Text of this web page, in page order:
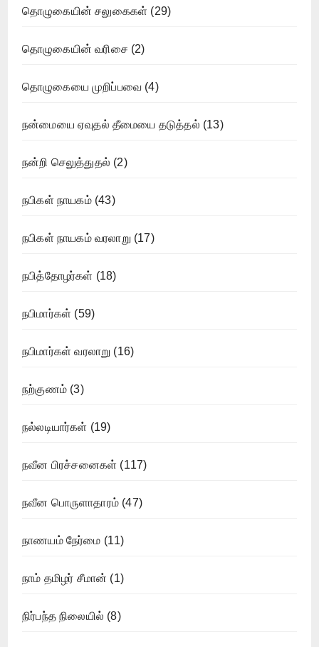
தொழுகையின் சலுகைகள் (29)
தொழுகையின் வரிசை (2)
தொழுகையை முறிப்பவை (4)
நன்மையை ஏவுதல் தீமையை தடுத்தல் (13)
நன்றி செலுத்துதல் (2)
நபிகள் நாயகம்(43)
நபிகள் நாயகம் வரலாறு (17)
நபித்தோழர்கள் (18)
நபிமார்கள் (59)
நபிமார்கள் வரலாறு (16)
நற்குணம் (3)
நல்லடியார்கள் (19)
நவீன பிரச்சனைகள் (117)
நவீன பொருளாதாரம் (47)
நாணயம் நேர்மை (11)
நாம் தமிழர் சீமான் (1)
நிர்பந்த நிலையில் (8)